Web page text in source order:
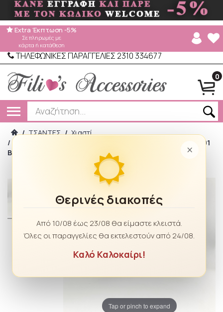
ΤΗΛΕΦΩΝΙΚΕΣ ΠΑΡΑΓΓΕΛΙΕΣ 2310 334677
0
Extra Έκπτωση -5%
Σε πληρωμές με
κάρτα ή κατάθεση
×
Θερινές διακοπές
Από 10/08 έως 23/08 θα είμαστε κλειστά.
Όλες οι παραγγελίες θα εκτελεστούν από 24/08.
Καλό Καλοκαίρι!
/ ΤΣΑΝΤΕΣ / Χιαστί
/
Γυναικεία Τσάντα Μέσης Μαίανδρος Ari Giorgio 2313-01
Black-White
Tap or pinch to expand